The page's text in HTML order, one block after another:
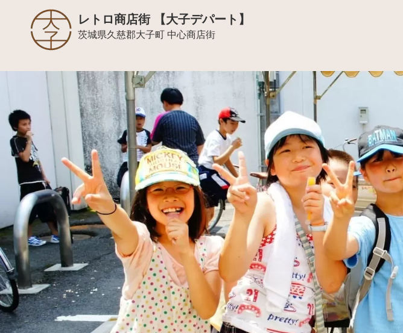
レトロ商店街 【大子デパート】
茨城県久慈郡大子町 中心商店街